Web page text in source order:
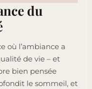
du
où l’ambiance a
de vie – et
bien pensée
le sommeil, et